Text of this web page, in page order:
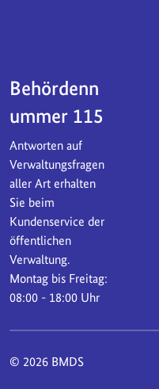
Behördenn
ummer 115
Antworten auf
Verwaltungsfragen
aller Art erhalten
Sie beim
Kundenservice der
öffentlichen
Verwaltung.
Montag bis Freitag:
08:00 - 18:00 Uhr
© 2026 BMDS